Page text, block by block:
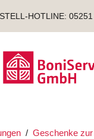
HOTLINE:
/ Geschenke